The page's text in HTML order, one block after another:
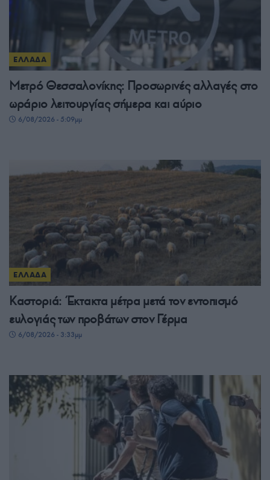
ΕΛΛΑΔΑ
Μετρό Θεσσαλονίκης: Προσωρινές αλλαγές στο
ωράριο λειτουργίας σήμερα και αύριο
6/08/2026 - 5:09μμ
ΕΛΛΑΔΑ
Καστοριά: Έκτακτα μέτρα μετά τον εντοπισμό
ευλογιάς των προβάτων στον Γέρμα
6/08/2026 - 3:33μμ